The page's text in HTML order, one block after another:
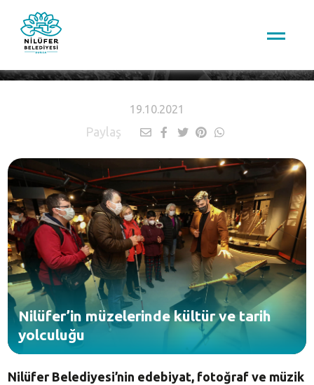
19.10.2021
Paylaş
Nilüfer’in müzelerinde kültür ve tarih
yolculuğu
Nilüfer Belediyesi’nin edebiyat, fotoğraf ve müzik